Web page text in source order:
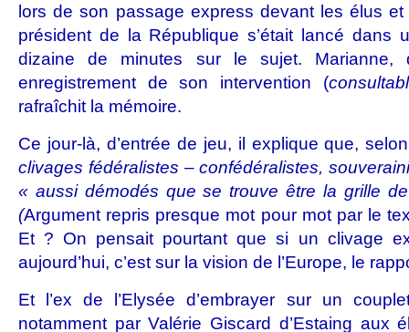
lors de son passage express devant les élus et
président de la République s’était lancé dans
dizaine de minutes sur le sujet.
enregistrement de son intervention (
rafraîchit la mémoire.
Ce jour-là, d’entrée de jeu, il explique que,
clivages fédéralistes – confédéralistes,
« aussi démodés que se trouve être la grille
(Argument repris presque mot pour mot par le
Et ? On pensait pourtant que si un clivage
aujourd’hui, c’est sur la vision de l’Europe, le
Et l’ex de l’Elysée d’embrayer sur un
notamment par Valérie Giscard d’Estaing aux